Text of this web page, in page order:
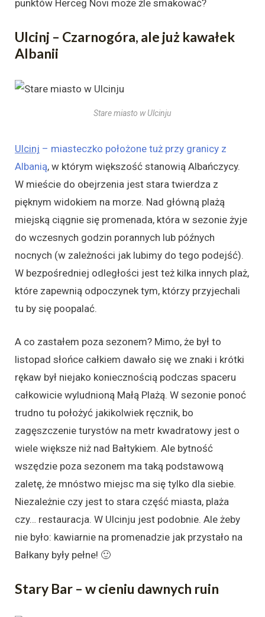
punktów Herceg Novi może źle smakować?
Ulcinj – Czarnogóra, ale już kawałek
Albanii
Stare miasto w Ulcinju
Ulcinj – miasteczko położone tuż przy granicy z
Albanią, w którym większość stanowią Albańczycy.
W mieście do obejrzenia jest stara twierdza z
pięknym widokiem na morze. Nad główną plażą
miejską ciągnie się promenada, która w sezonie żyje
do wczesnych godzin porannych lub późnych
nocnych (w zależności jak lubimy do tego podejść).
W bezpośredniej odległości jest też kilka innych plaż,
które zapewnią odpoczynek tym, którzy przyjechali
tu by się poopalać.
A co zastałem poza sezonem? Mimo, że był to
listopad słońce całkiem dawało się we znaki i krótki
rękaw był niejako koniecznością podczas spaceru
całkowicie wyludnioną Małą Plażą. W sezonie ponoć
trudno tu położyć jakikolwiek ręcznik, bo
zagęszczenie turystów na metr kwadratowy jest o
wiele większe niż nad Bałtykiem. Ale bytność
wszędzie poza sezonem ma taką podstawową
zaletę, że mnóstwo miejsc ma się tylko dla siebie.
Niezależnie czy jest to stara część miasta, plaża
czy… restauracja. W Ulcinju jest podobnie. Ale żeby
nie było: kawiarnie na promenadzie jak przystało na
Bałkany były pełne! 🙂
Stary Bar – w cieniu dawnych ruin